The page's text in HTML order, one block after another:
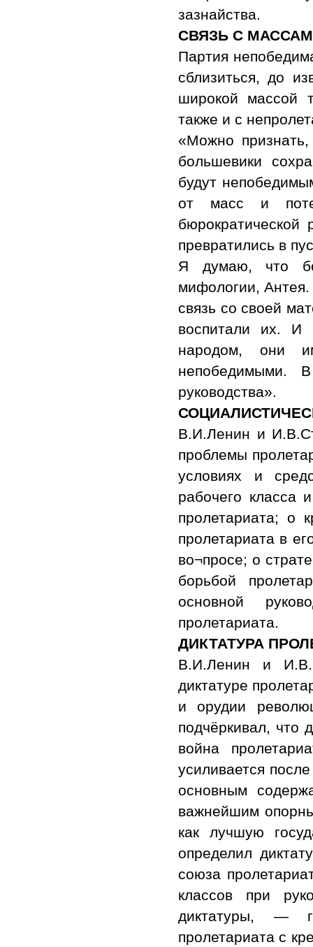
зазнайства.
СВЯЗЬ С
Партия
сблизиться, до
широкой массой
также и с
«Можно
большевики
будут
от масс и
превратились в
Я думаю, что
мифологии,
связь со своей
воспитали их. И
народом, они
непобедимыми.
руководства».
В.И.Ленин и
проблемы
условиях и
рабочего класса
пролетариата; о
пролетариата в
во¬просе; о
борьбой
основной
пролетариата.
ДИКТАТУРА
В.И.Ленин и
диктатуре
и орудии
подчёркивал, что
война
усиливается
основным
важнейшим
как лучшую
определил
союза
классов при
диктатуры, —
пролетариата с